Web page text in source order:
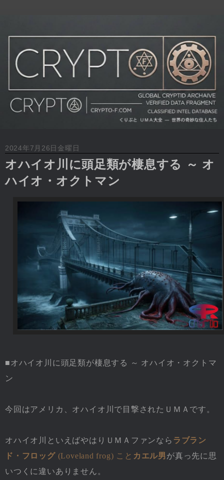
2024年7月26日金曜日
オハイオ川に頭足類が棲息する ～ オ
ハイオ・オクトマン
■オハイオ川に頭足類が棲息する ～ オハイオ・オクトマ
ン
今回はアメリカ、オハイオ川で目撃されたＵＭＡです。
オハイオ川といえばやはりＵＭＡファンなら ラブラン
ド・フロッグ(Loveland frog) こと カエル男が真っ先に思
いつくに違いありません。